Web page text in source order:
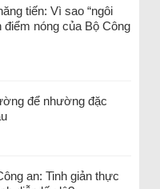
tiến: Vì sao “ngôi
nóng của Bộ Công
để nhường đặc
an: Tinh giản thực